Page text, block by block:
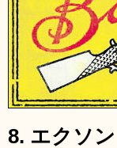
8. エクソン